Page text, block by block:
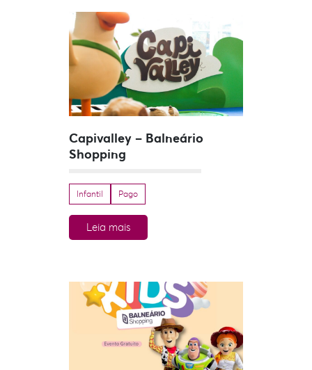
Capivalley – Balneário
Shopping
Infantil Pago
Leia mais